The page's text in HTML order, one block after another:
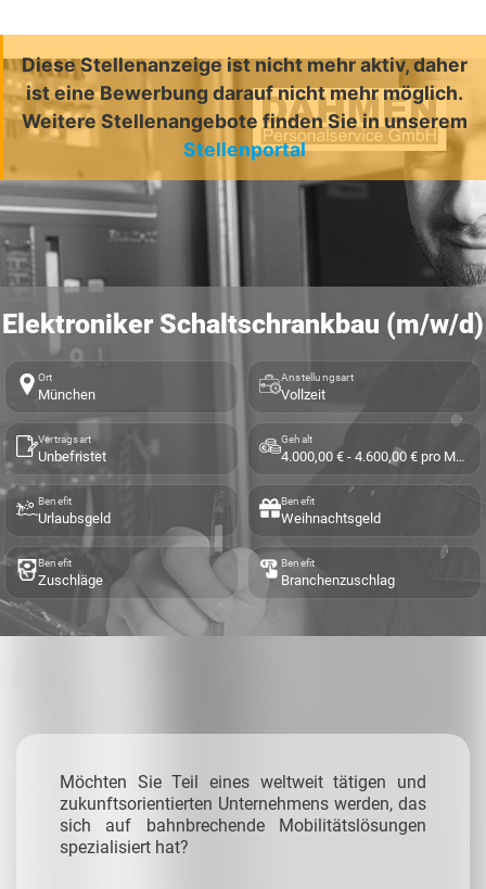
Diese Stellenanzeige ist nicht mehr aktiv, daher
ist eine Bewerbung darauf nicht mehr möglich.
Weitere Stellenangebote finden Sie in unserem
Stellenportal
Elektroniker Schaltschrankbau (m/w/d)
Ort
München
Anstellungsart
Vollzeit
Vertragsart
Unbefristet
Gehalt
4.000,00 € - 4.600,00 € pro Monat
Benefit
Urlaubsgeld
Benefit
Weihnachtsgeld
Benefit
Zuschläge
Benefit
Branchenzuschlag
Möchten Sie Teil eines weltweit tätigen und
zukunftsorientierten Unternehmens werden, das
sich auf bahnbrechende Mobilitätslösungen
spezialisiert hat?